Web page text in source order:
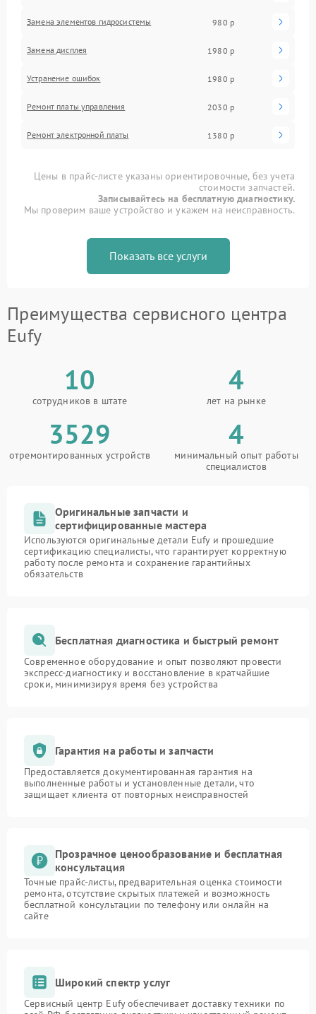
Замена элементов гидросистемы 980 р
Замена дисплея 1980 р
Устранение ошибок 1980 р
Ремонт платы управления 2030 р
Ремонт электронной платы 1380 р
Цены в прайс-листе указаны ориентировочные, без учета
стоимости запчастей.
Записывайтесь на бесплатную диагностику.
Мы проверим ваше устройство и укажем на неисправность.
Показать все услуги
Преимущества сервисного центра
Eufy
10
сотрудников в штате
4
лет на рынке
3529
отремонтированных устройств
4
минимальный опыт работы
специалистов
Оригинальные запчасти и
сертифицированные мастера
Используются оригинальные детали Eufy и прошедшие
сертификацию специалисты, что гарантирует корректную
работу после ремонта и сохранение гарантийных
обязательств
Бесплатная диагностика и быстрый ремонт
Современное оборудование и опыт позволяют провести
экспресс-диагностику и восстановление в кратчайшие
сроки, минимизируя время без устройства
Гарантия на работы и запчасти
Предоставляется документированная гарантия на
выполненные работы и установленные детали, что
защищает клиента от повторных неисправностей
Прозрачное ценообразование и бесплатная
консультация
Точные прайс-листы, предварительная оценка стоимости
ремонта, отсутствие скрытых платежей и возможность
бесплатной консультации по телефону или онлайн на
сайте
Широкий спектр услуг
Сервисный центр Eufy обеспечивает доставку техники по